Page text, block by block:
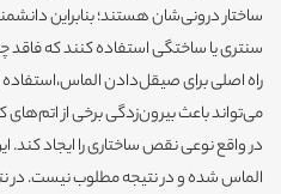
ساختار درونی‌شان هستند؛ بنابراین
سنتری یا ساختگی استفاده کنند که فاقد
راه اصلی برای صیقل‌دادن
می‌تواند باعث بیرون‌زدگی برخی از
در واقع نوعی نقص ساختاری را ایجاد
الماس شده و در نتیجه مطلوب نیست. در